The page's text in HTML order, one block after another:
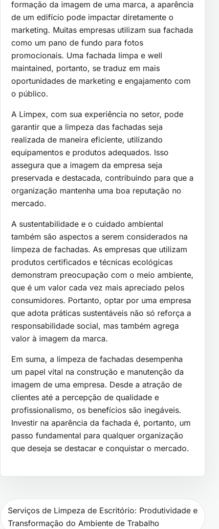
formação da imagem de uma marca, a aparência
de um edifício pode impactar diretamente o
marketing. Muitas empresas utilizam sua fachada
como um pano de fundo para fotos
promocionais. Uma fachada limpa e well
maintained, portanto, se traduz em mais
oportunidades de marketing e engajamento com
o público.
A Limpex, com sua experiência no setor, pode
garantir que a limpeza das fachadas seja
realizada de maneira eficiente, utilizando
equipamentos e produtos adequados. Isso
assegura que a imagem da empresa seja
preservada e destacada, contribuindo para que a
organização mantenha uma boa reputação no
mercado.
A sustentabilidade e o cuidado ambiental
também são aspectos a serem considerados na
limpeza de fachadas. As empresas que utilizam
produtos certificados e técnicas ecológicas
demonstram preocupação com o meio ambiente,
que é um valor cada vez mais apreciado pelos
consumidores. Portanto, optar por uma empresa
que adota práticas sustentáveis não só reforça a
responsabilidade social, mas também agrega
valor à imagem da marca.
Em suma, a limpeza de fachadas desempenha
um papel vital na construção e manutenção da
imagem de uma empresa. Desde a atração de
clientes até a percepção de qualidade e
profissionalismo, os benefícios são inegáveis.
Investir na aparência da fachada é, portanto, um
passo fundamental para qualquer organização
que deseja se destacar e conquistar o mercado.
Navegação de Post
Serviços de Limpeza de Escritório: Produtividade e
Transformação do Ambiente de Trabalho